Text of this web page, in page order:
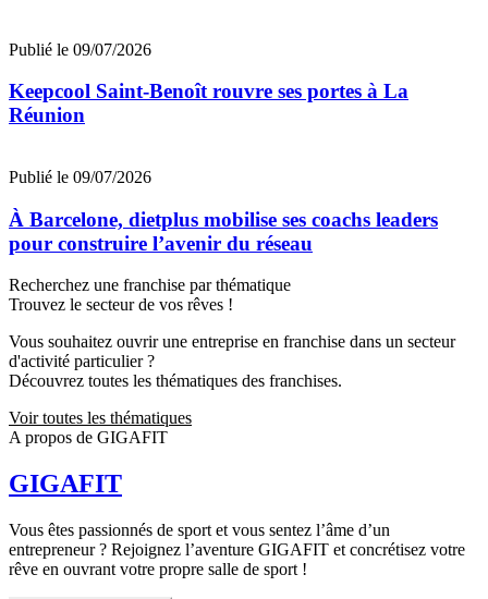
Publié le 09/07/2026
Keepcool Saint-Benoît rouvre ses portes à La
Réunion
Publié le 09/07/2026
À Barcelone, dietplus mobilise ses coachs leaders
pour construire l’avenir du réseau
Recherchez une franchise par thématique
Trouvez le secteur de vos rêves !
Vous souhaitez ouvrir une entreprise en franchise dans un secteur
d'activité particulier ?
Découvrez toutes les thématiques des franchises.
Voir toutes les thématiques
A propos de GIGAFIT
GIGAFIT
Vous êtes passionnés de sport et vous sentez l’âme d’un
entrepreneur ? Rejoignez l’aventure GIGAFIT et concrétisez votre
rêve en ouvrant votre propre salle de sport !